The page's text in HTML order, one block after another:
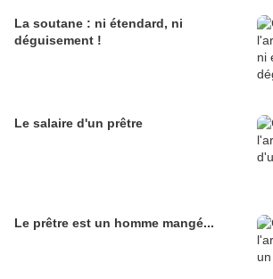
La soutane : ni étendard, ni
déguisement !
Le salaire d'un prêtre
Le prêtre est un homme mangé...